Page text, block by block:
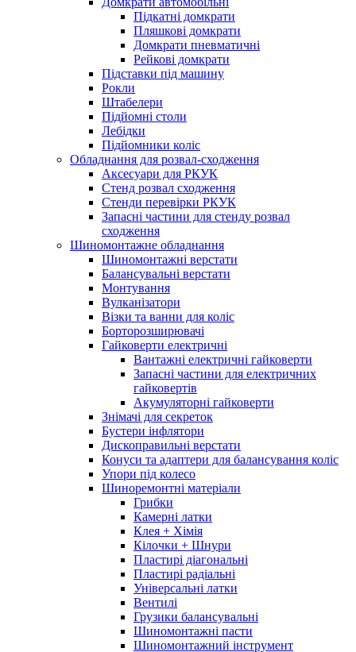
Підкатні домкрати
Пляшкові домкрати
Домкрати пневматичні
Рейкові домкрати
Підставки під машину
Рокли
Штабелери
Підйомні столи
Лебідки
Підйомники коліс
Обладнання для розвал-сходження
Аксесуари для РКУК
Стенд розвал сходження
Стенди перевірки РКУК
Запасні частини для стенду розвал
сходження
Шиномонтажне обладнання
Шиномонтажні верстати
Балансувальні верстати
Монтування
Вулканізатори
Візки та ванни для коліс
Борторозширювачі
Гайковерти електричні
Вантажні електричні гайковерти
Запасні частини для електричних
гайковертів
Акумуляторні гайковерти
Знімачі для секреток
Бустери інфлятори
Дископравильні верстати
Конуси та адаптери для балансування коліс
Упори під колесо
Шиноремонтні матеріали
Грибки
Камерні латки
Клея + Хімія
Кілочки + Шнури
Пластирі діагональні
Пластирі радіальні
Універсальні латки
Вентилі
Грузики балансувальні
Шиномонтажні пасти
Шиномонтажний інструмент